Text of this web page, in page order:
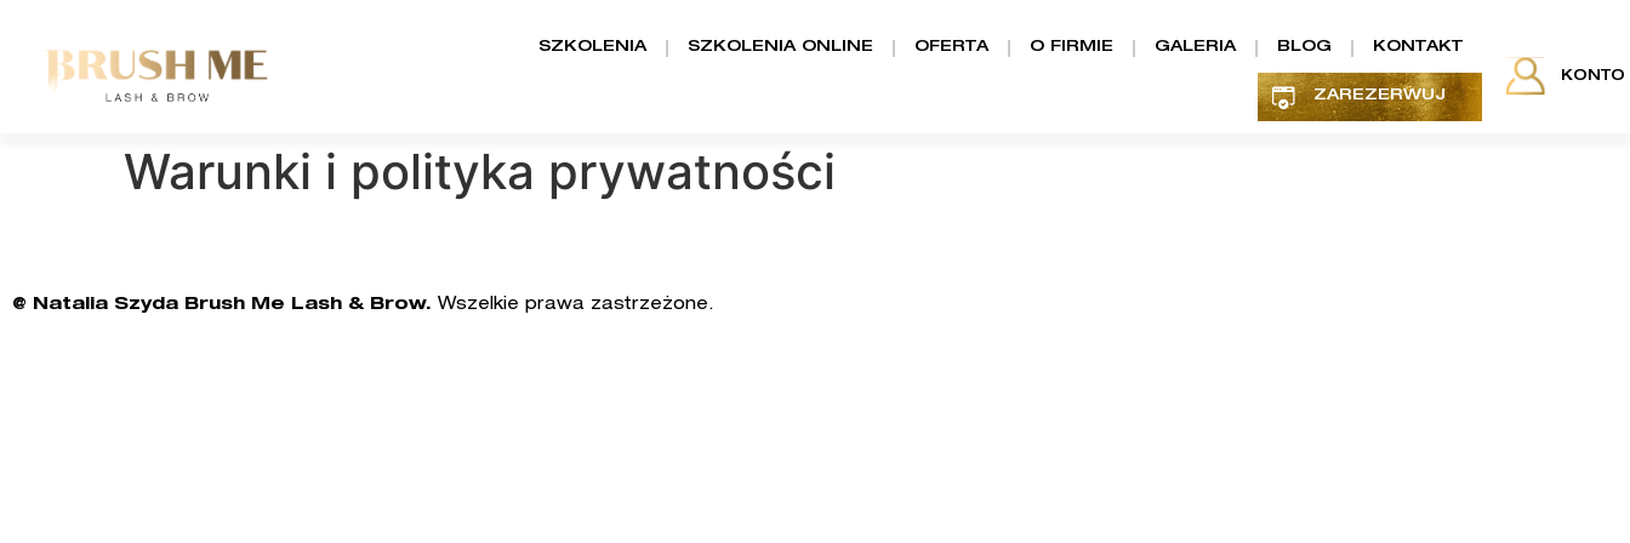
SZKOLENIA SZKOLENIA ONLINE OFERTA O FIRMIE GALERIA BLOG KONTAKT
ZAREZERWUJ
KONTO
Warunki i polityka prywatności
@ Natalia Szyda Brush Me Lash & Brow. Wszelkie prawa zastrzeżone.